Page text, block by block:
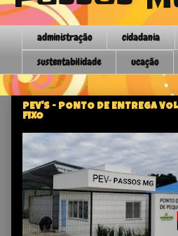
administração cidadania
sustentabilidade
ucação
PEV'S - PONTO DE ENTREGA
FIXO